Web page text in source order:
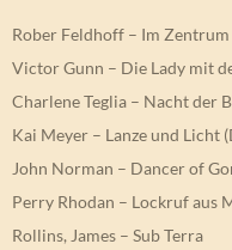
Rober Feldhoff – Im
Victor Gunn – Die Lady mit
Charlene Teglia – Nacht der
Kai Meyer – Lanze und Licht
John Norman – Dancer of
Perry Rhodan – Lockruf aus
Rollins, James – Sub Terra